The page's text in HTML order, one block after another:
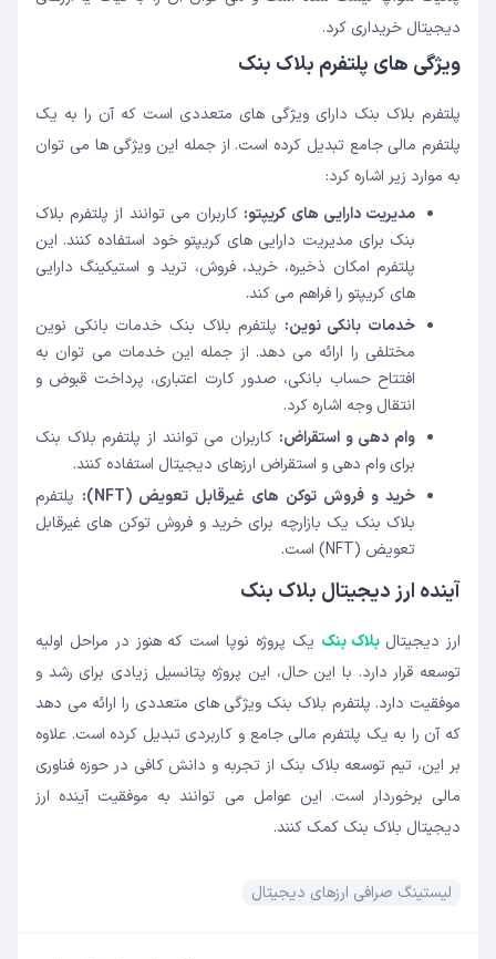
دیجیتال خریداری کرد.
ویژگی های پلتفرم بلاک بنک
پلتفرم بلاک بنک دارای ویژگی های متعددی است که آن را به یک
پلتفرم مالی جامع تبدیل کرده است. از جمله این ویژگی ها می توان
به موارد زیر اشاره کرد:
مدیریت دارایی های کریپتو: کاربران می توانند از پلتفرم بلاک
بنک برای مدیریت دارایی های کریپتو خود استفاده کنند. این
پلتفرم امکان ذخیره، خرید، فروش، ترید و استیکینگ دارایی
های کریپتو را فراهم می کند.
خدمات بانکی نوین: پلتفرم بلاک بنک خدمات بانکی نوین
مختلفی را ارائه می دهد. از جمله این خدمات می توان به
افتتاح حساب بانکی، صدور کارت اعتباری، پرداخت قبوض و
انتقال وجه اشاره کرد.
وام دهی و استقراض: کاربران می توانند از پلتفرم بلاک بنک
برای وام دهی و استقراض ارزهای دیجیتال استفاده کنند.
خرید و فروش توکن های غیرقابل تعویض (NFT):
پلتفرم
بلاک بنک یک بازارچه برای خرید و فروش توکن های غیرقابل
تعویض (NFT) است.
آینده ارز دیجیتال بلاک بنک
ارز دیجیتال بلاک بنک یک پروژه نوپا است که هنوز در مراحل اولیه
توسعه قرار دارد. با این حال، این پروژه پتانسیل زیادی برای رشد و
موفقیت دارد. پلتفرم بلاک بنک ویژگی های متعددی را ارائه می دهد
که آن را به یک پلتفرم مالی جامع و کاربردی تبدیل کرده است. علاوه
بر این، تیم توسعه بلاک بنک از تجربه و دانش کافی در حوزه فناوری
مالی برخوردار است. این عوامل می توانند به موفقیت آینده ارز
دیجیتال بلاک بنک کمک کنند.
لیستینگ صرافی ارزهای دیجیتال